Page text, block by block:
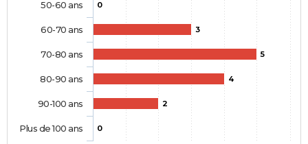
0
3
5
4
2
0
50-60 ans
60-70 ans
70-80 ans
80-90 ans
90-100 ans
Plus de 100 ans